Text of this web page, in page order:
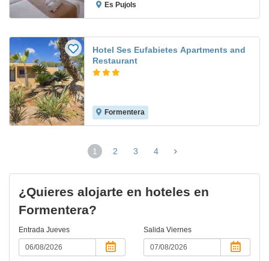
Es Pujols
Hotel Ses Eufabietes Apartments and
Restaurant
Formentera
1
(página
2 3 4
¿Quieres alojarte en hoteles en
Formentera?
Entrada Jueves Salida Viernes